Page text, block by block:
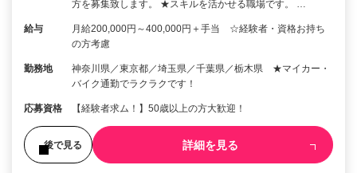
方を募集致します。 ★スキルを活かせる職場です。 …
給与
月給200,000円～400,000円＋手当 ☆経験者・資格お持ち
の方考慮
勤務地
神奈川県／東京都／埼玉県／千葉県／栃木県 ★マイカー・
バイク通勤でラクラクです！
応募資格 【経験者求ム！】50歳以上の方大歓迎！
後で見る 詳細を見る